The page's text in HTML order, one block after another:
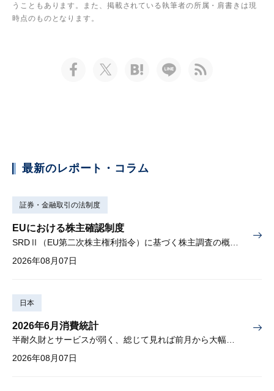
うこともあります。また、掲載されている執筆者の所属・肩書きは現
時点のものとなります。
最新のレポート・コラム
証券・金融取引の法制度
EUにおける株主確認制度
2026年08月07日
日本
2026年6月消費統計
半耐久財とサービスが弱く、総じて見れば前月から大幅に減少
2026年08月07日